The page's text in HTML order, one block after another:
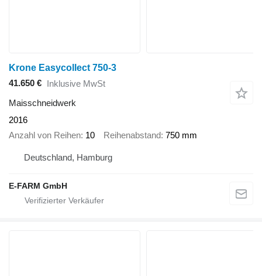
Krone Easycollect 750-3
41.650 € Inklusive MwSt
Maisschneidwerk
2016
Anzahl von Reihen 10 Reihenabstand 750 mm
Deutschland, Hamburg
E-FARM GmbH